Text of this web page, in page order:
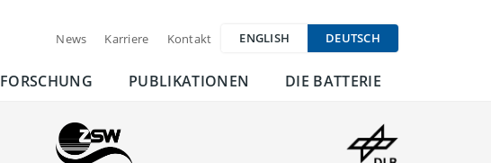
News Karriere Kontakt ENGLISH DEUTSCH
FORSCHUNG PUBLIKATIONEN DIE BATTERIE